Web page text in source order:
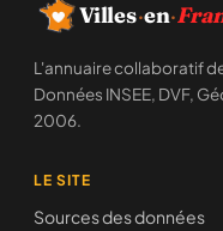
Villes·en·
L'annuaire collaboratif
Données INSEE, DVF,
2006.
LE SITE
Sources des données